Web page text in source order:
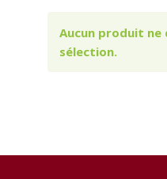
Aucun produit
sélection.